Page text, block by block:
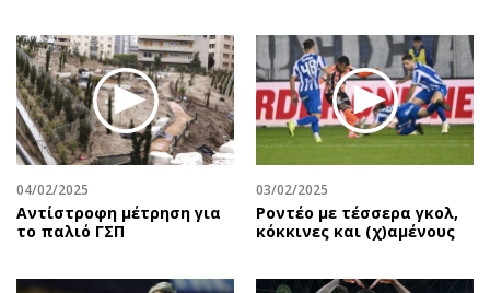
04/02/2025
Αντίστροφη μέτρηση για
το παλιό ΓΣΠ
03/02/2025
Ροντέο με τέσσερα γκολ,
κόκκινες και (χ)αμένους